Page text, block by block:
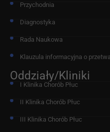
Przychodnia
Diagnostyka
Rada Naukowa
Klauzula informacyjna o
Oddziały/Kliniki
I Klinika Chorób Płuc
II Klinika Chorób Płuc
III Klinika Chorób Płuc